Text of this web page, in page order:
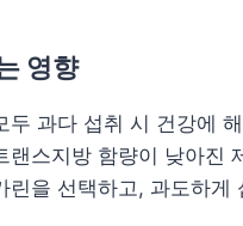
영향
두 과다 섭취 시 건강에
랜스지방 함량이 낮아진
린을 선택하고, 과도하게